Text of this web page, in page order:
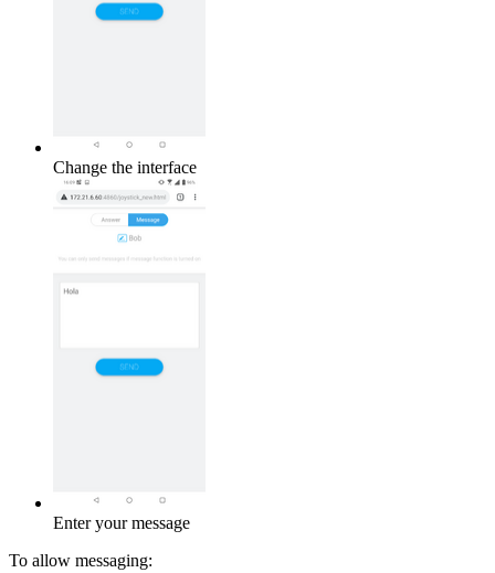
Change the interface
Enter your message
To allow messaging: